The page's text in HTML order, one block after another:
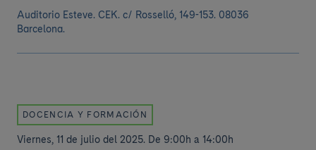
Auditorio Esteve. CEK. c/ Rosselló, 149-153. 08036
Barcelona.
DOCENCIA Y FORMACIÓN
Viernes, 11 de julio del 2025. De 9:00h a 14:00h